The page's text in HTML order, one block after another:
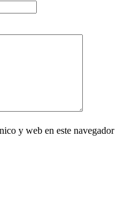
y web en este navegador